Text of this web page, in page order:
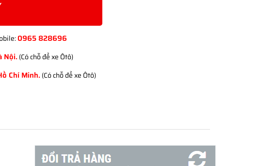
0965 828696
Nội.(Có chỗ để xe Ôtô)
Chí Minh.(Có chỗ để xe Ôtô)